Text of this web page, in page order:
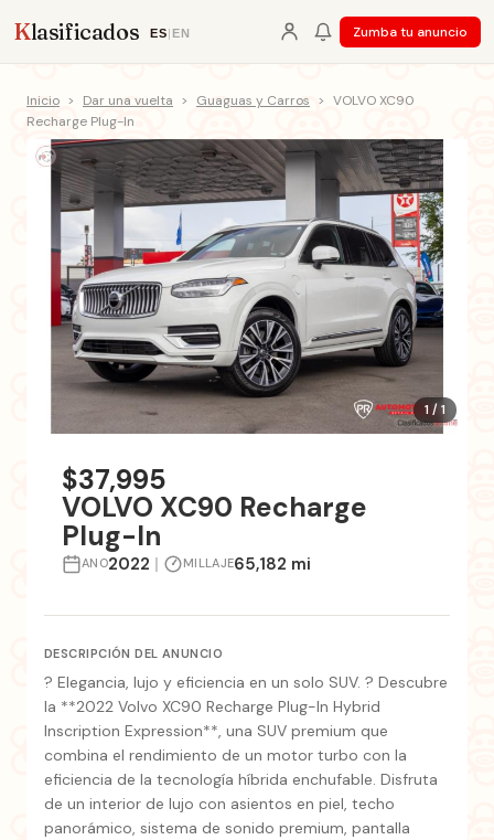
Klasificados ES| EN Zumba tu anuncio
Inicio > Dar una vuelta > Guaguas y Carros > VOLVO XC90
Recharge Plug-In
1 / 1
$37,995
VOLVO XC90 Recharge
Plug-In
ANO2022 | MILLAJE65,182 mi
DESCRIPCIÓN DEL ANUNCIO
? Elegancia, lujo y eficiencia en un solo SUV. ? Descubre
la **2022 Volvo XC90 Recharge Plug-In Hybrid
Inscription Expression**, una SUV premium que
combina el rendimiento de un motor turbo con la
eficiencia de la tecnología híbrida enchufable. Disfruta
de un interior de lujo con asientos en piel, techo
panorámico, sistema de sonido premium, pantalla